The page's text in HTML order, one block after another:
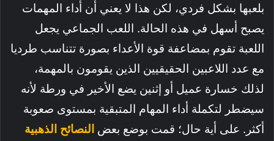
بلعبها بشكل فردي، لكن هذا لا يعني أن أداء المهمات
يصبح أسهل في هذه الحالة. اللعب الجماعي يجعل
اللعبة تقوم بمضاعفة قوة الأعداء بصورة تتناسب طرديا
مع عدد اللاعبين الحقيقيين الذين يقومون بالمهمة،
لذلك خسارة عميل أو إثنين يضع الأخير في ورطة لأنه
سيضطر لتكملة أداء المهام المتبقية بمستوى صعوبة
أكثر. على أية حال؛ قمت بوضع بعض النصائح الذهبية